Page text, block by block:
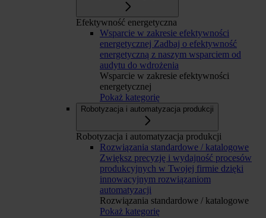
Efektywność energetyczna
Wsparcie w zakresie efektywności
energetycznej Zadbaj o efektywność
energetyczną z naszym wsparciem od
audytu do wdrożenia
Wsparcie w zakresie efektywności
energetycznej
Pokaż kategorię
Robotyzacja i automatyzacja produkcji
Robotyzacja i automatyzacja produkcji
Rozwiązania standardowe / katalogowe
Zwiększ precyzję i wydajność procesów
produkcyjnych w Twojej firmie dzięki
innowacyjnym rozwiązaniom
automatyzacji
Rozwiązania standardowe / katalogowe
Pokaż kategorię